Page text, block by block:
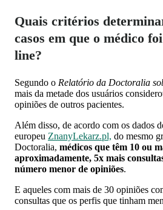
Quais critérios
casos em que o médico
line?
Segundo o Relatório da Doctoralia
mais da metade dos usuários
opiniões de outros pacientes.
Além disso, de acordo com os dados
europeu ZnanyLekarz.pl, do mesmo
Doctoralia, médicos que têm 10 ou
aproximadamente, 5x mais
número menor de opiniões.
E aqueles com mais de 30 opiniões
consultas que os perfis que tinham